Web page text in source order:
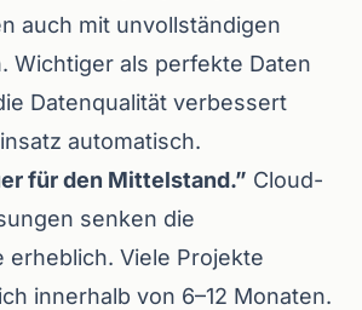
auch mit unvollständigen
Wichtiger als perfekte Daten
Datenqualität verbessert
automatisch.
für den Mittelstand.” Cloud-
senken die
erheblich. Viele Projekte
innerhalb von 6–12 Monaten.